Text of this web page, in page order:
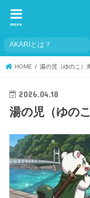
menu
AKARIとは？
HOME 湯の児（ゆのこ）
2026.04.18
湯の児（ゆの